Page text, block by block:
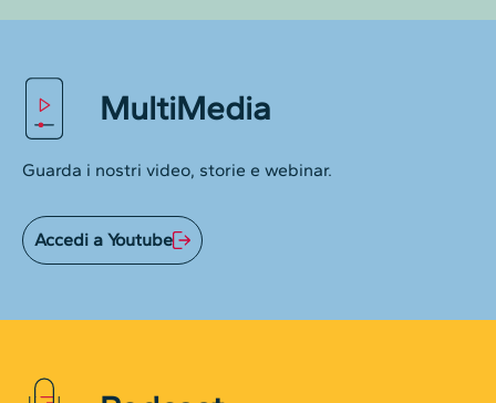
MultiMedia
Guarda i nostri video, storie e webinar.
Accedi a Youtube